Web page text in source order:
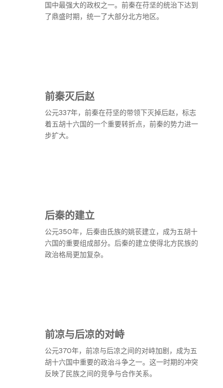
国中最强大的政权之一。前秦在苻坚的统治下达到
了鼎盛时期，统一了大部分北方地区。
前秦灭后赵
公元337年，前秦在苻坚的带领下灭掉后赵，标志
着五胡十六国的一个重要转折点，前秦的势力进一
步扩大。
后秦的建立
公元350年，后秦由氐族的姚苌建立，成为五胡十
六国的重要组成部分。后秦的建立使得北方民族的
政治格局更加复杂。
前凉与后凉的对峙
公元370年，前凉与后凉之间的对峙加剧，成为五
胡十六国中重要的政治斗争之一。这一时期的冲突
反映了民族之间的竞争与合作关系。